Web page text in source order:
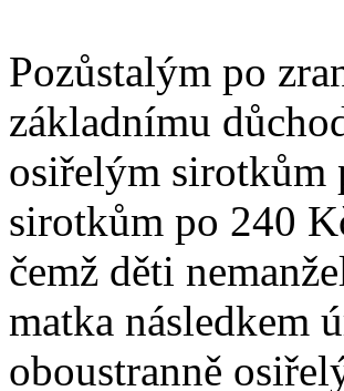
Pozůstalým po
základnímu
osiřelým sirotkům
sirotkům po 240
čemž děti
matka následkem
oboustranně